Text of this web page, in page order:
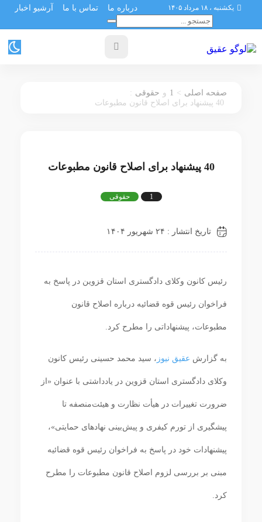
یکشنبه ، ۱۸ مرداد ۱۴۰۵ درباره ما تماس با ما آرشیو اخبار
صفحه اصلی >
1 و حقوقی :
40 پیشنهاد برای اصلاح قانون مطبوعات
40 پیشنهاد برای اصلاح قانون مطبوعات
1 حقوقی
تاریخ انتشار : ۲۴ شهریور ۱۴۰۴
رئیس کانون وکلای دادگستری استان قزوین در پاسخ به
فراخوان رئیس قوه قضائیه درباره اصلاح قانون
مطبوعات، پیشنهاداتی را مطرح کرد.
به گزارش عقیق نیوز ، سید محمد حسینی رئیس کانون
وکلای دادگستری استان قزوین در یادداشتی با عنوان «از
ضرورت تغییرات در هیأت نظارت و هیئت‌منصفه تا
پیشگیری از تورم کیفری و پیش‌بینی نهادهای حمایتی»،
پیشنهادات خود در پاسخ به فراخوان رئیس قوه قضائیه
مبنی بر بررسی لزوم اصلاح قانون مطبوعات را مطرح
کرد.